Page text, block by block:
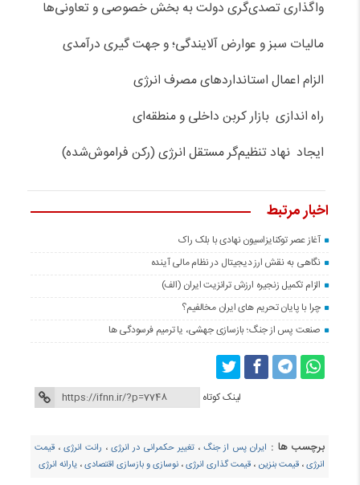
واگذاری تصدی‌گری دولت به بخش خصوصی و تعاونی‌ها
مالیات سبز و عوارض آلایندگی؛ و جهت گیری درآمدی
الزام اعمال استانداردهای مصرف انرژی
راه اندازی بازار کربن داخلی و منطقه‌ای
ایجاد نهاد تنظیم‌گر مستقل انرژی (رکن فراموش‌شده)
اخبار مرتبط
آغاز عصر توکنایزاسیون نهادی با بلک راک
نگاهی به نقش ارز دیجیتال در نظام مالی آینده
الزام تکمیل زنجیره ارزش ترانزیت ایران (الف)
چرا با پایان تحریم های ایران مخالفیم؟
صنعت پس از جنگ؛ بازسازی جهشی، یا ترمیم فرسودگی ها
لینک کوتاه
برچسب ها : ایران پس از جنگ ،تغییر حکمرانی در انرژی، رانت انرژی، قیمت
انرژی،قیمت بنزین ،قیمت گذاری انرژی،نوسازی و بازسازی اقتصادی،یارانه انرژی